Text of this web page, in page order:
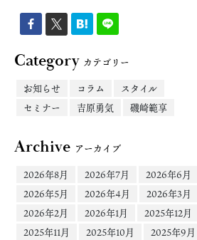
Categoryカテゴリー
お知らせ
コラム
スタイル
セミナー
吉原勇気 磯崎範享
Archive アーカイブ
2026年8月
2026年7月
2026年6月
2026年5月
2026年4月
2026年3月
2026年2月
2026年1月
2025年12月
2025年11月
2025年10月
2025年9月